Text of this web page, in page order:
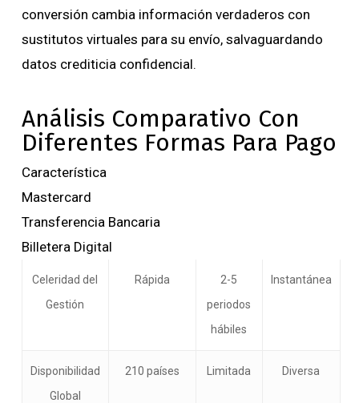
conversión cambia información verdaderos con
sustitutos virtuales para su envío, salvaguardando
datos crediticia confidencial.
Análisis Comparativo Con
Diferentes Formas Para Pago
Característica
Mastercard
Transferencia Bancaria
Billetera Digital
Celeridad del
Gestión
Rápida
2-5
periodos
hábiles
Instantánea
Disponibilidad
Global
210 países Limitada Diversa